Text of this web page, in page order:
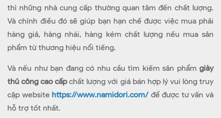
thì những nhà cung cấp thường quan tâm đến chất lượng.
Và chính điều đó sẽ giúp bạn hạn chế được việc mua phải
hàng giả, hàng nhái, hàng kém chất lượng nếu mua sản
phẩm từ thương hiệu nổi tiếng.
Và nếu như bạn đang có nhu cầu tìm kiếm sản phẩm giày
thủ công cao cấpchất lượng với giá bán hợp lý vui lòng truy
cập website https://www.namidori.com/để được tư vấn và
hỗ trợ tốt nhất.